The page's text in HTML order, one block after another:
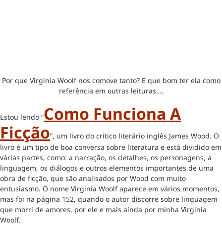
Por que Virginia Woolf nos comove tanto? E que bom ter ela como
referência em outras leituras….
Estou lendo “Como Funciona A
Ficção“, um livro do crítico literário inglês James Wood. O
livro é um tipo de boa conversa sobre literatura e está dividido em
várias partes, como: a narração, os detalhes, os personagens, a
linguagem, os diálogos e outros elementos importantes de uma
obra de ficção, que são analisados por Wood com muito
entusiasmo. O nome Virginia Woolf aparece em vários momentos,
mas foi na página 152, quando o autor discorre sobre linguagem
que morri de amores, por ele e mais ainda por minha Virginia
Woolf.